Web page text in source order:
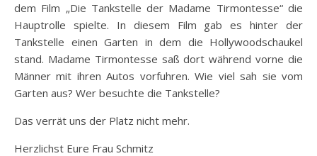
dem Film „Die Tankstelle der Madame Tirmontesse“ die
Hauptrolle spielte. In diesem Film gab es hinter der
Tankstelle einen Garten in dem die Hollywoodschaukel
stand. Madame Tirmontesse saß dort während vorne die
Männer mit ihren Autos vorfuhren. Wie viel sah sie vom
Garten aus? Wer besuchte die Tankstelle?
Das verrät uns der Platz nicht mehr.
Herzlichst Eure Frau Schmitz